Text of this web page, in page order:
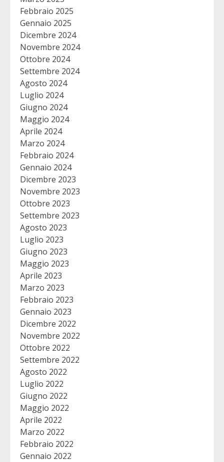
Febbraio 2025
Gennaio 2025
Dicembre 2024
Novembre 2024
Ottobre 2024
Settembre 2024
Agosto 2024
Luglio 2024
Giugno 2024
Maggio 2024
Aprile 2024
Marzo 2024
Febbraio 2024
Gennaio 2024
Dicembre 2023
Novembre 2023
Ottobre 2023
Settembre 2023
Agosto 2023
Luglio 2023
Giugno 2023
Maggio 2023
Aprile 2023
Marzo 2023
Febbraio 2023
Gennaio 2023
Dicembre 2022
Novembre 2022
Ottobre 2022
Settembre 2022
Agosto 2022
Luglio 2022
Giugno 2022
Maggio 2022
Aprile 2022
Marzo 2022
Febbraio 2022
Gennaio 2022